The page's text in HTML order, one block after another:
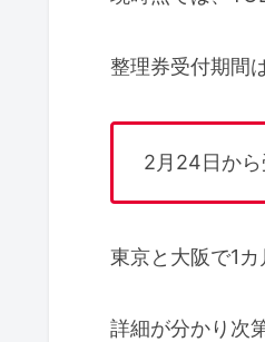
整理券受付期間は
2月24日から
東京と大阪で1
詳細が分かり次